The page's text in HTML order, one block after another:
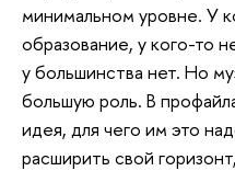
минимальном уровне. У
образование, у кого-то
у большинства нет. Но
большую роль. В
идея, для чего им это
расширить свой